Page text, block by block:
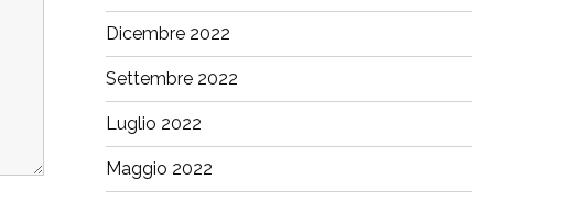
Dicembre 2022
Settembre 2022
Luglio 2022
Maggio 2022